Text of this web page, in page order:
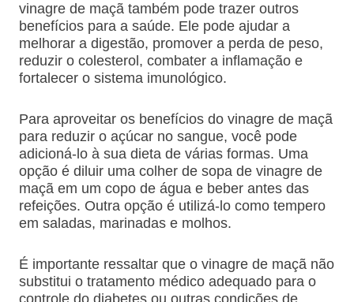
vinagre de maçã também pode trazer outros
benefícios para a saúde. Ele pode ajudar a
melhorar a digestão, promover a perda de peso,
reduzir o colesterol, combater a inflamação e
fortalecer o sistema imunológico.
Para aproveitar os benefícios do vinagre de maçã
para reduzir o açúcar no sangue, você pode
adicioná-lo à sua dieta de várias formas. Uma
opção é diluir uma colher de sopa de vinagre de
maçã em um copo de água e beber antes das
refeições. Outra opção é utilizá-lo como tempero
em saladas, marinadas e molhos.
É importante ressaltar que o vinagre de maçã não
substitui o tratamento médico adequado para o
controle do diabetes ou outras condições de